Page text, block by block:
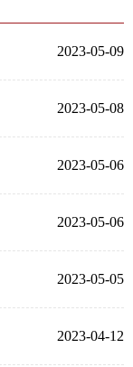
2023-05-09
2023-05-08
2023-05-06
2023-05-06
2023-05-05
2023-04-12